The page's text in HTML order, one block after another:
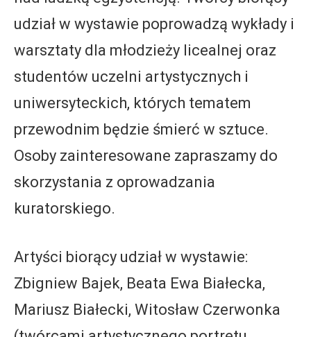
udział w wystawie poprowadzą wykłady i
warsztaty dla młodzieży licealnej oraz
studentów uczelni artystycznych i
uniwersyteckich, których tematem
przewodnim będzie śmierć w sztuce.
Osoby zainteresowane zapraszamy do
skorzystania z oprowadzania
kuratorskiego.
Artyści biorący udział w wystawie:
Zbigniew Bajek, Beata Ewa Białecka,
Mariusz Białecki, Witosław Czerwonka